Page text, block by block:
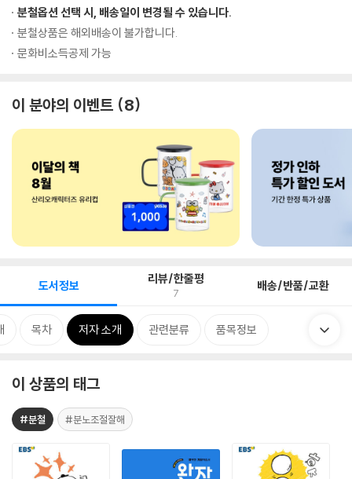
분철옵션 선택 시, 배송일이 변경될 수 있습니다.
분철상품은 해외배송이 불가합니다.
문화비소득공제 가능
이 분야의 이벤트 8
도서정보 리뷰/한줄평
7 배송/반품/교환
목차 저자 소개 관련분류 품목정보
이 상품의 태그
#분철 #분노조절잘해